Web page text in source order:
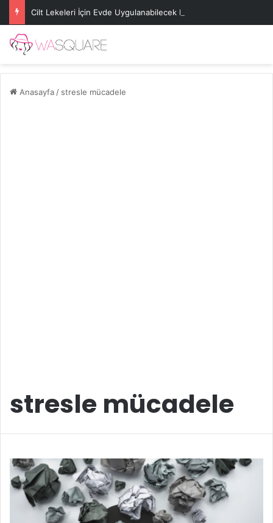
Cilt Lekeleri İçin Evde Uygulanabilecek Basit Maskeler
Anasayfa/ stresle mücadele
stresle mücadele